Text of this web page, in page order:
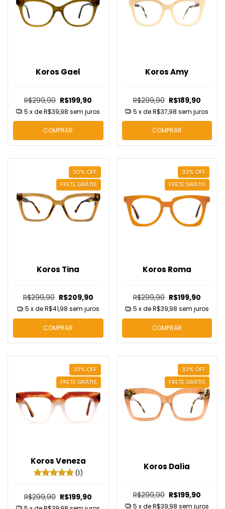
Koros Gael
R$299,90 R$199,90
5 x deR$39,98 sem juros
COMPRAR
Koros Amy
R$299,90 R$189,90
5 x deR$37,98 sem juros
COMPRAR
30% OFF
FRETE GRÁTIS
Koros Tina
R$299,90 R$209,90
5 x deR$41,98 sem juros
COMPRAR
33% OFF
FRETE GRÁTIS
Koros Roma
R$299,90 R$199,90
5 x deR$39,98 sem juros
COMPRAR
33% OFF
FRETE GRÁTIS
Koros Veneza
(1)
R$299,90 R$199,90
33% OFF
FRETE GRÁTIS
Koros Dalia
R$299,90 R$199,90
5 x deR$39,98 sem juros